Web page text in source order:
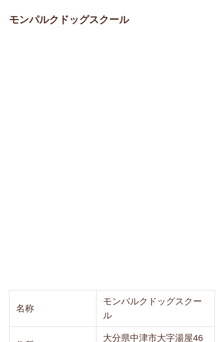
モンパルクドッグスクール
名称
モンパルクドッグスクー
ル
大分県中津市大字湯屋46